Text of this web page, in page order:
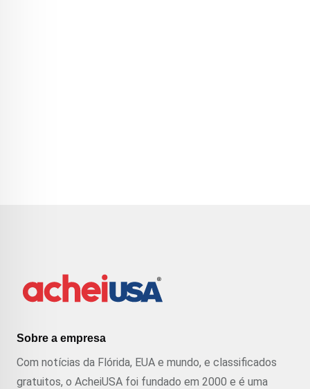
Sobre a empresa
Com notícias da Flórida, EUA e mundo, e classificados
gratuitos, o AcheiUSA foi fundado em 2000 e é uma